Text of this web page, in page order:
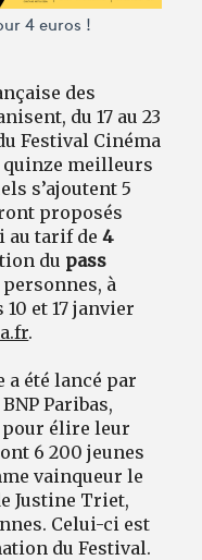
4 euros !
des
du 17 au 23
Festival Cinéma
quinze meilleurs
s’ajoutent 5
proposés
au tarif de4
du pass
à
10 et 17 janvier
.
a été lancé par
Paribas,
pour élire leur
6 200 jeunes
vainqueur le
Justine Triet,
Celui-ci est
du Festival.